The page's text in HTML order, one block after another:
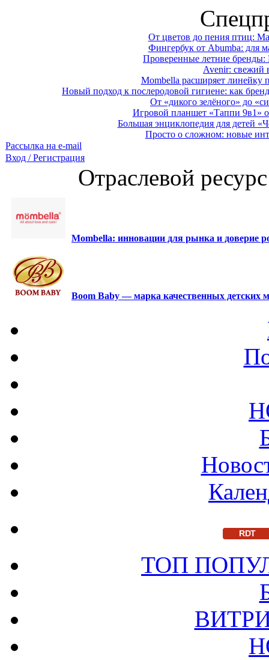
От цветов до пения птиц:
Фингербук от Abumba: для
Проверенные летние
Avenir: свежий
Mombella расширяет линейку
Новый подход к послеродовой гигиене: как
От «дикого зелёного» до
Игровой планшет «Таппи 9в1»
Большая энциклопедия для детей
Просто о сложном: новые
Рассылка на e-mail
Вход / Регистрация
Отраслевой
Mombella: инновации для рынка и доверие
Boom Baby — марка качественных детских
RDT
ТОП